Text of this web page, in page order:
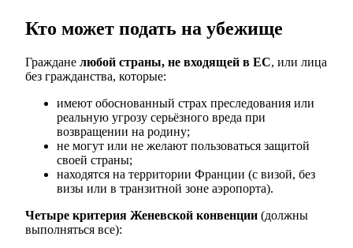
Кто может подать на убежище
Граждане любой страны, не входящей в ЕС, или лица
без гражданства, которые:
имеют обоснованный страх преследования или
реальную угрозу серьёзного вреда при
возвращении на родину;
не могут или не желают пользоваться защитой
своей страны;
находятся на территории Франции (с визой, без
визы или в транзитной зоне аэропорта).
Четыре критерия Женевской конвенции (должны
выполняться все):